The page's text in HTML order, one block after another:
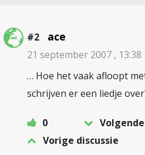
#2 ace
21 september 2007 , 13:38
… Hoe het vaak afloopt
schrijven er een liedje
0
Vorige discussie